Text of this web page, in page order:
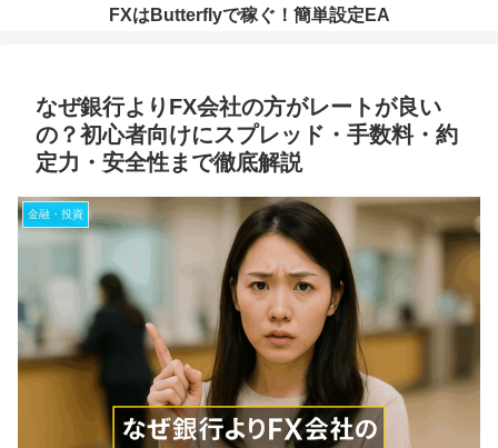
FXはButterflyで稼ぐ！簡単設定EA
なぜ銀行よりFX会社の方がレートが良い
の？初心者向けにスプレッド・手数料・約
定力・安全性まで徹底解説
金融・投資